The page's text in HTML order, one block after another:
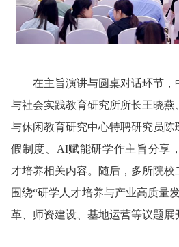
在主旨演讲与圆桌对话环节
与社会实践教育研究所所长王晓
与休闲教育研究中心特聘研究员
假制度、AI赋能研学作主旨分享
才培养相关内容。随后，多所院
围绕“研学人才培养与产业高质量
革、师资建设、基地运营等议题展